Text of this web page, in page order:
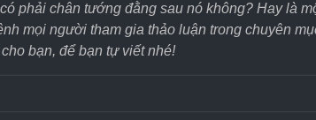
phải chân tướng đằng sau nó không? Hay là
mọi người tham gia thảo luận trong chuyên
bạn, để bạn tự viết nhé!